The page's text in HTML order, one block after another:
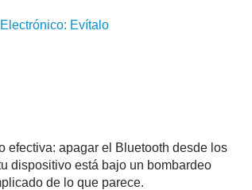
Evítalo
efectiva: apagar el Bluetooth desde los
dispositivo está bajo un bombardeo
de lo que parece.